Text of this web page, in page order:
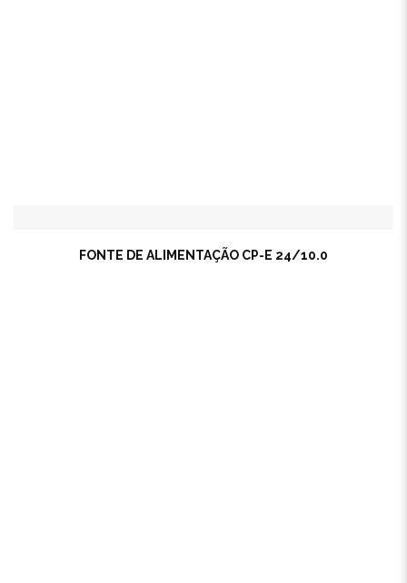
FONTE DE ALIMENTAÇÃO CP-E 24/10.0